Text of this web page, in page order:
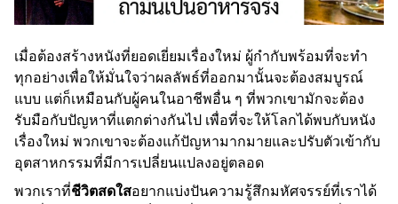
เมื่อต้องสร้างหนังที่ยอดเยี่ยมเรื่องใหม่ ผู้กำกับพร้อมที่จะทำ
ทุกอย่างเพื่อให้มั่นใจว่าผลลัพธ์ที่ออกมานั้นจะต้องสมบูรณ์
แบบ แต่ก็เหมือนกับผู้คนในอาชีพอื่น ๆ ที่พวกเขามักจะต้อง
รับมือกับปัญหาที่แตกต่างกันไป เพื่อที่จะให้โลกได้พบกับหนัง
เรื่องใหม่ พวกเขาจะต้องแก้ปัญหามากมายและปรับตัวเข้ากับ
อุตสาหกรรมที่มีการเปลี่ยนแปลงอยู่ตลอด
พวกเราที่ชีวิตสดใสอยากแบ่งปันความรู้สึกมหัศจรรย์ที่เราได้